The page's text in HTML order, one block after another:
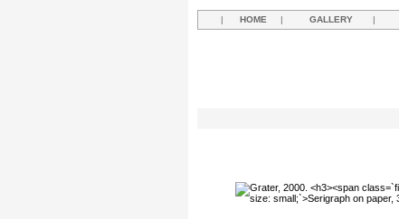
| HOME | GALLERY |